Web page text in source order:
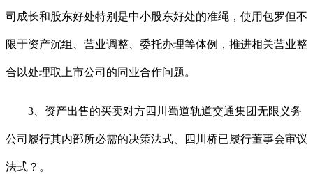
司成长和股东好处特别是中小股东好处的准绳，使用包罗但不
限于资产沉组、营业调整、委托办理等体例，推进相关营业整
合以处理取上市公司的同业合作问题。
3、资产出售的买卖对方四川蜀道轨道交通集团无限义务
公司履行其内部所必需的决策法式、四川桥已履行董事会审议
法式？。